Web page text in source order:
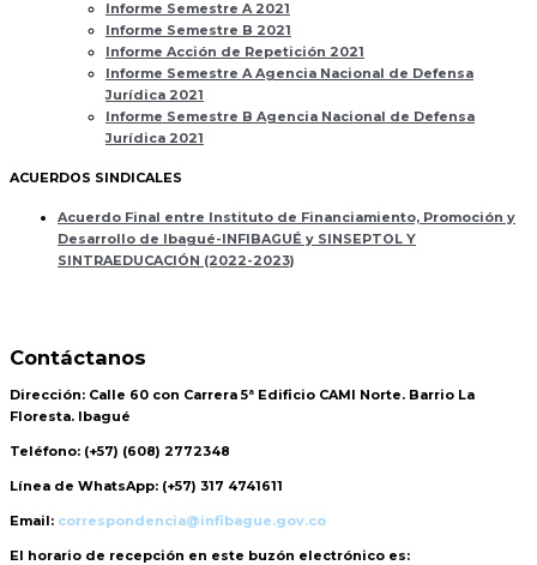
Informe Semestre A 2021
Informe Semestre B 2021
Informe Acción de Repetición 2021
Informe Semestre A Agencia Nacional de Defensa
Jurídica 2021
Informe Semestre B Agencia Nacional de Defensa
Jurídica 2021
ACUERDOS SINDICALES
Acuerdo Final entre Instituto de Financiamiento, Promoción y
Desarrollo de Ibagué-INFIBAGUÉ y SINSEPTOL Y
SINTRAEDUCACIÓN (2022-2023)
Contáctanos
Dirección: Calle 60 con Carrera 5ª Edificio CAMI Norte. Barrio La
Floresta. Ibagué
Teléfono: (+57) (608) 2772348
Línea de WhatsApp: (+57) 317 4741611
Email: correspondencia@infibague.gov.co
El horario de recepción en este buzón electrónico es: